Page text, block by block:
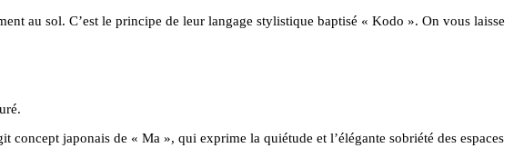
au sol. C’est le principe de leur langage stylistique baptisé « Kodo ». On vous laisse
japonais de « Ma », qui exprime la quiétude et l’élégante sobriété des espaces